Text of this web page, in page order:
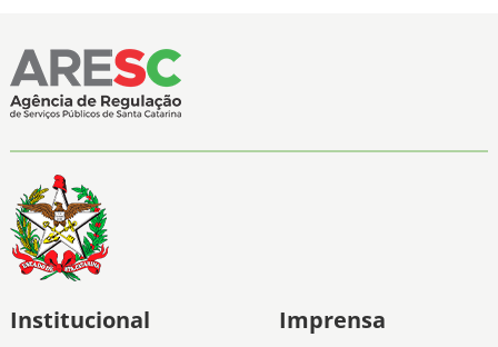
Institucional Imprensa